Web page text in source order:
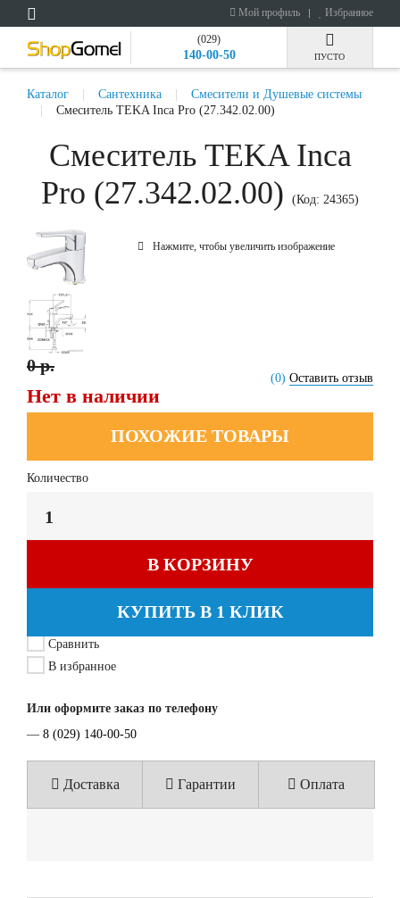
Мой профиль Избранное
(029)
140-00-50 ПУСТО
Каталог Сантехника
Смесители и Душевые системы
Смеситель TEKA Inca Pro (27.342.02.00)
Смеситель TEKA Inca
Pro (27.342.02.00)
(Код: 24365)
Нажмите, чтобы увеличить изображение
(0) Оставить отзыв
0 р.
Нет в наличии
ПОХОЖИЕ ТОВАРЫ
Количество
В КОРЗИНУ
КУПИТЬ В 1 КЛИК
Сравнить
В избранное
Или оформите заказ по телефону
— 8 (029) 140-00-50
Доставка Гарантии Оплата